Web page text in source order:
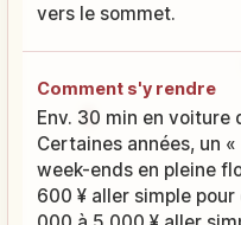
vers le sommet.
Comment s'y rendre
Env. 30 min en voiture
Certaines années, un
week-ends en pleine
600 ¥ aller simple